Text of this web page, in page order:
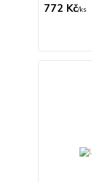
772 Kč/ks